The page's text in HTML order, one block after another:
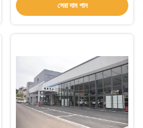
সেরা দাম পান